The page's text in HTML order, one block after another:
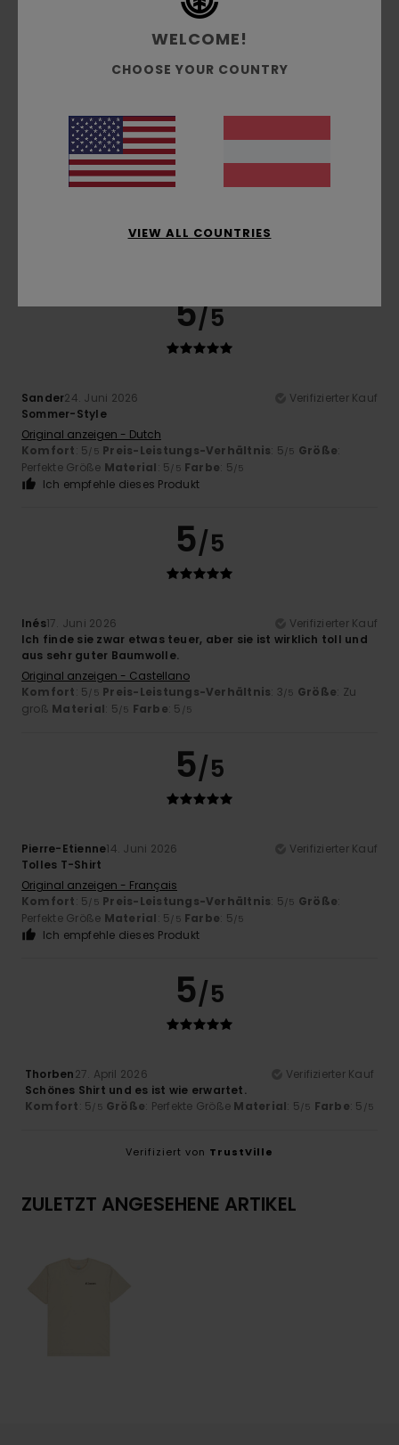
5
Bernard3. Juli 2026
Sehr zufrieden
Material: 5 Farbe: 5
5/5
Sander24. Juni 2026
Verifizierter Kauf
Sommer-Style
Original anzeigen - Dutch
Komfort: 5/5 Preis-Leistungs-Verhältnis: 5/5 Größe:
Perfekte Größe Material: 5/5 Farbe: 5/5
Ich empfehle dieses Produkt
5/5
Inés17. Juni 2026
Verifizierter Kauf
Ich finde sie zwar etwas teuer, aber sie ist wirklich toll und
aus sehr guter Baumwolle.
Original anzeigen - Castellano
Komfort: 5/5 Preis-Leistungs-Verhältnis: 3/5 Größe: Zu
groß Material: 5/5 Farbe: 5 /5
5/5
Pierre-Etienne14. Juni 2026
Verifizierter Kauf
Tolles T-Shirt
Original anzeigen - Français
Komfort: 5/5 Preis-Leistungs-Verhältnis: 5/5 Größe:
Perfekte Größe Material: 5/5 Farbe: 5/5
Ich empfehle dieses Produkt
5/5
Thorben27. April 2026
Verifizierter Kauf
Schönes Shirt und es ist wie erwartet.
Komfort: 5/5 Größe: Perfekte Größe Material: 5/5 Farbe: 5 /5
Verifiziert von TrustVille
ZULETZT ANGESEHENE ARTIKEL
WELCOME!
CHOOSE YOUR COUNTRY
VIEW ALL COUNTRIES